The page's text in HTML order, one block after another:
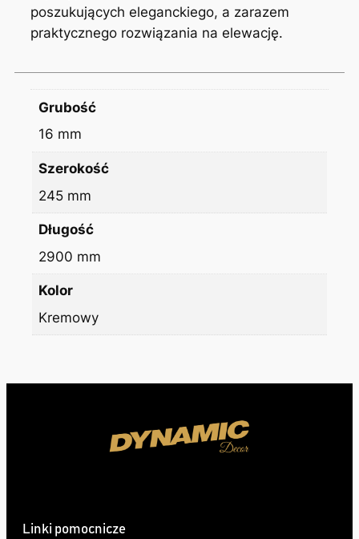
poszukujących eleganckiego, a zarazem
praktycznego rozwiązania na elewację.
Grubość
16 mm
Szerokość
245 mm
Długość
2900 mm
Kolor
Kremowy
Linki pomocnicze